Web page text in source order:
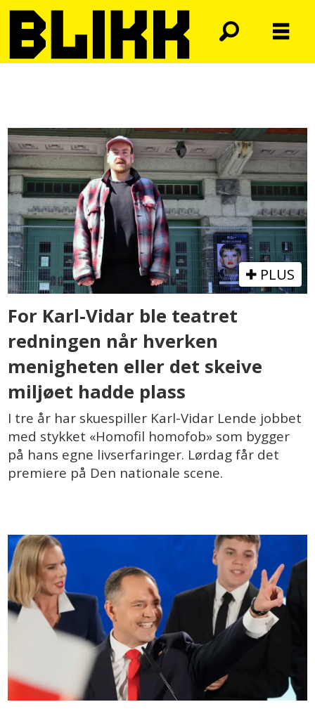
homofob
PLUS
For Karl-Vidar ble teatret
redningen når hverken
menigheten eller det skeive
miljøet hadde plass
I tre år har skuespiller Karl-Vidar Lende jobbet
med stykket «Homofil homofob» som bygger
på hans egne livserfaringer. Lørdag får det
premiere på Den nationale scene.